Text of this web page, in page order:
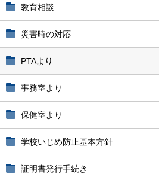
教育相談
災害時の対応
PTAより
事務室より
保健室より
学校いじめ防止基本方針
証明書発行手続き